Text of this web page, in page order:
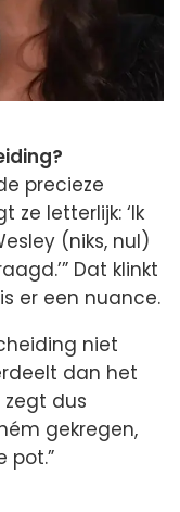
precieze
ze letterlijk: ‘Ik
(niks, nul)
Dat klinkt
er een nuance.
niet
dan het
zegt dus
gekregen,
pot.”